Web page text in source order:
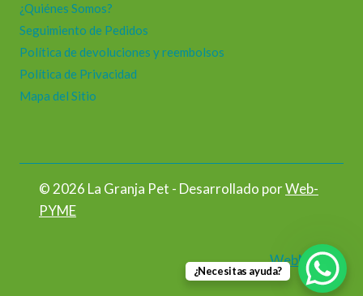
¿Quiénes Somos?
Seguimiento de Pedidos
Política de devoluciones y reembolsos
Política de Privacidad
Mapa del Sitio
© 2026 La Granja Pet - Desarrollado porWeb-
PYME
WebMail
¿Necesitas ayuda?